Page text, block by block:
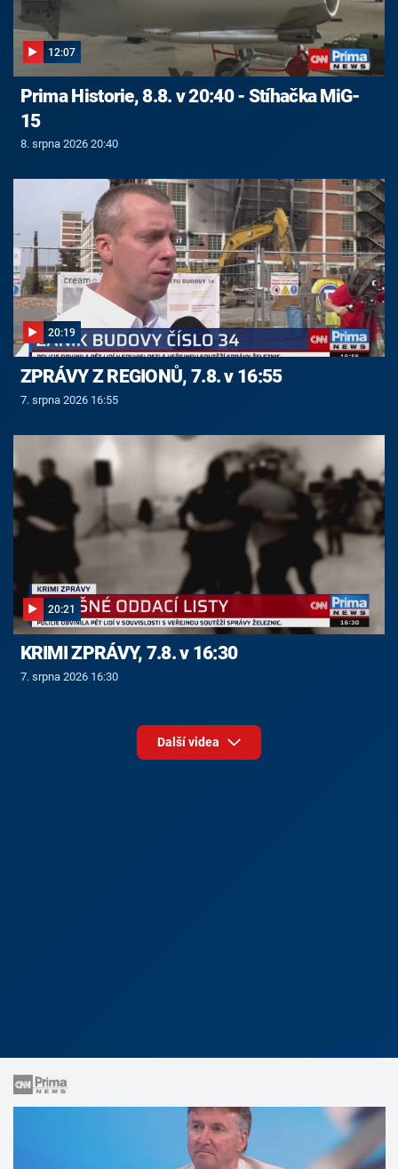
12:07
Prima Historie, 8.8. v 20:40 - Stíhačka MiG-
15
8. srpna 2026 20:40
20:19
ZPRÁVY Z REGIONŮ, 7.8. v 16:55
7. srpna 2026 16:55
20:21
KRIMI ZPRÁVY, 7.8. v 16:30
7. srpna 2026 16:30
Další videa